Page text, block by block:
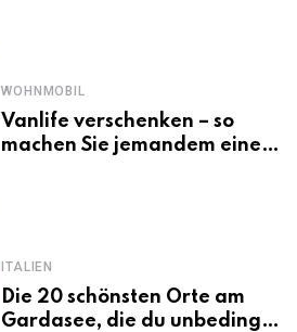
WOHNMOBIL
Vanlife verschenken – so
machen Sie jemandem eine
ITALIEN
Die 20 schönsten Orte am
Gardasee, die du unbedingt